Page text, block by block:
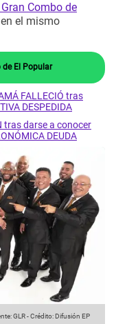
Gran Combo de
el mismo
El Popular
FALLECIÓ tras
DESPEDIDA
tras darse a conocer
DEUDA
GLR-Crédito: Difusión EP